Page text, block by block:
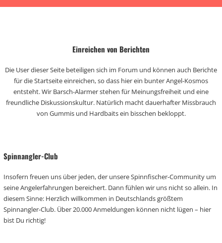
Einreichen von Berichten
Die User dieser Seite beteiligen sich im Forum und können auch Berichte
für die Startseite einreichen, so dass hier ein bunter Angel-Kosmos
entsteht. Wir Barsch-Alarmer stehen für Meinungsfreiheit und eine
freundliche Diskussionskultur. Natürlich macht dauerhafter Missbrauch
von Gummis und Hardbaits ein bisschen bekloppt.
Spinnangler-Club
Insofern freuen uns über jeden, der unsere Spinnfischer-Community um
seine Angelerfahrungen bereichert. Dann fühlen wir uns nicht so allein. In
diesem Sinne: Herzlich willkommen in Deutschlands größtem
Spinnangler-Club. Über 20.000 Anmeldungen können nicht lügen – hier
bist Du richtig!